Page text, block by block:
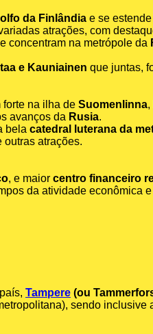
da Finlândia e se
atrações, com
concentram na metrópole da
e Kauniainen que juntas,
forte na ilha de Suomenlinna,
avanços da Rusia.
bela catedral luterana da
outras atrações.
, e maior centro financeiro
da atividade econômica
Tampere (ou
sendo inclusive